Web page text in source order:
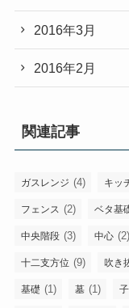
2016年3月
2016年2月
関連記事
ガスレンジ (4) キッ
フェンス (2) ベタ基
中央階段 (3) 中心 (2)
十二支方位 (9) 吹き
基礎 (1) 墓 (1)